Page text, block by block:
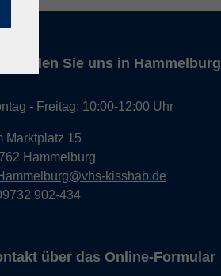
finden Sie uns in Hammelburg
- Freitag: 10:00-12:00 Uhr
Marktplatz 15
Hammelburg
kisshab.de
902-434
über das Online-Formular